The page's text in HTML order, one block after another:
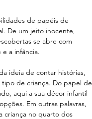
de papéis de
De um jeito inocente,
se abre com
a infância.
ideia de contar histórias,
de criança. Do papel de
aqui a sua décor infantil
Em outras palavras,
criança no quarto dos